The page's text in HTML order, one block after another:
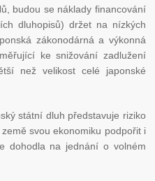
budou se náklady financování
dluhopisů) držet na nízkých
zákonodárná a výkonná
ke snižování zadlužení
než velikost celé japonské
státní dluh představuje riziko
svou ekonomiku podpořit i
dohodla na jednání o volném